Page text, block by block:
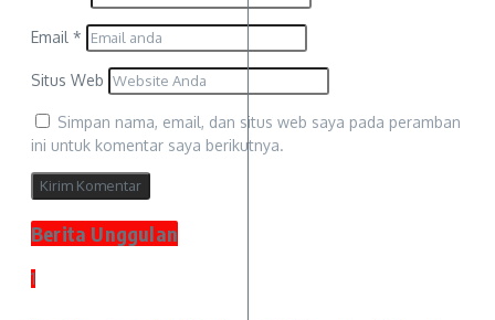
Email *
Situs Web
Simpan nama, email, dan situs web saya pada peramban
ini untuk komentar saya berikutnya.
Berita Unggulan
1